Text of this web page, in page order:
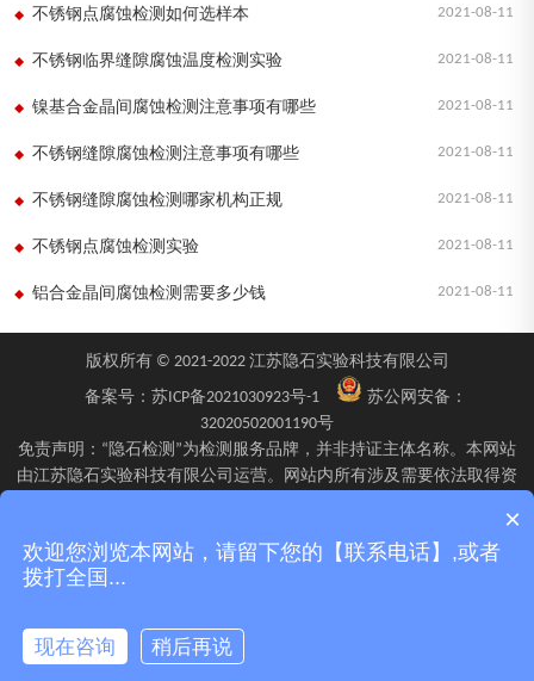
2021-08-11
不锈钢点腐蚀检测如何选样本
2021-08-11
不锈钢临界缝隙腐蚀温度检测实验
2021-08-11
镍基合金晶间腐蚀检测注意事项有哪些
2021-08-11
不锈钢缝隙腐蚀检测注意事项有哪些
2021-08-11
不锈钢缝隙腐蚀检测哪家机构正规
2021-08-11
不锈钢点腐蚀检测实验
2021-08-11
铝合金晶间腐蚀检测需要多少钱
版权所有 © 2021-2022 江苏隐石实验科技有限公司
备案号： 苏ICP备2021030923号-1
苏公网安备：
32020502001190号
免责声明：“隐石检测”为检测服务品牌，并非持证主体名称。本网站
由江苏隐石实验科技有限公司运营。网站内所有涉及需要依法取得资
石检验检测有限公司、四川隐石检验检测有限公司、南京隐石安全阀
校验有限公司在资质认定能力范围内具体实施并出具报告。不同检测
项目的资质适用范围、报告标识及出具主体可能不同，具体情况以双
×
欢迎您浏览本网站，请留下您的【联系电话】,或者
拨打全国...
现在咨询 稍后再说